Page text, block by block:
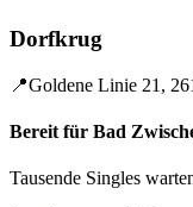
Dorfkrug
📍Goldene Linie 21,
Bereit für Bad
Tausende Singles